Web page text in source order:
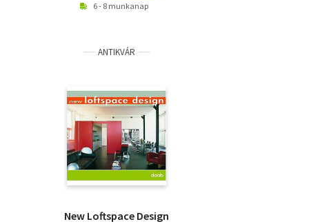
6 - 8 munkanap
ANTIKVÁR
New Loftspace Design